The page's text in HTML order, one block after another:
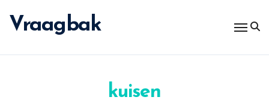
naarVraagbak
kuisen